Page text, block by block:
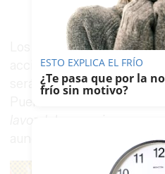
Los daños cerebrales que
accidente son muy graves
serán decisivas. Fuentes
Puerta del Mar de Cádiz
aunque la situación es
ESTO EXPLICA EL FRÍO
¿Te pasa que por la
frío sin motivo?